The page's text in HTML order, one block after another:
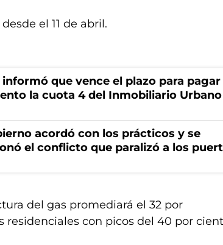
el 11 de abril.
informó que vence el plazo para
la cuota 4 del Inmobiliario Urbano
acordó con los prácticos y se
el conflicto que paralizó a los
del gas promediará el 32 por
residenciales con picos del 40 por